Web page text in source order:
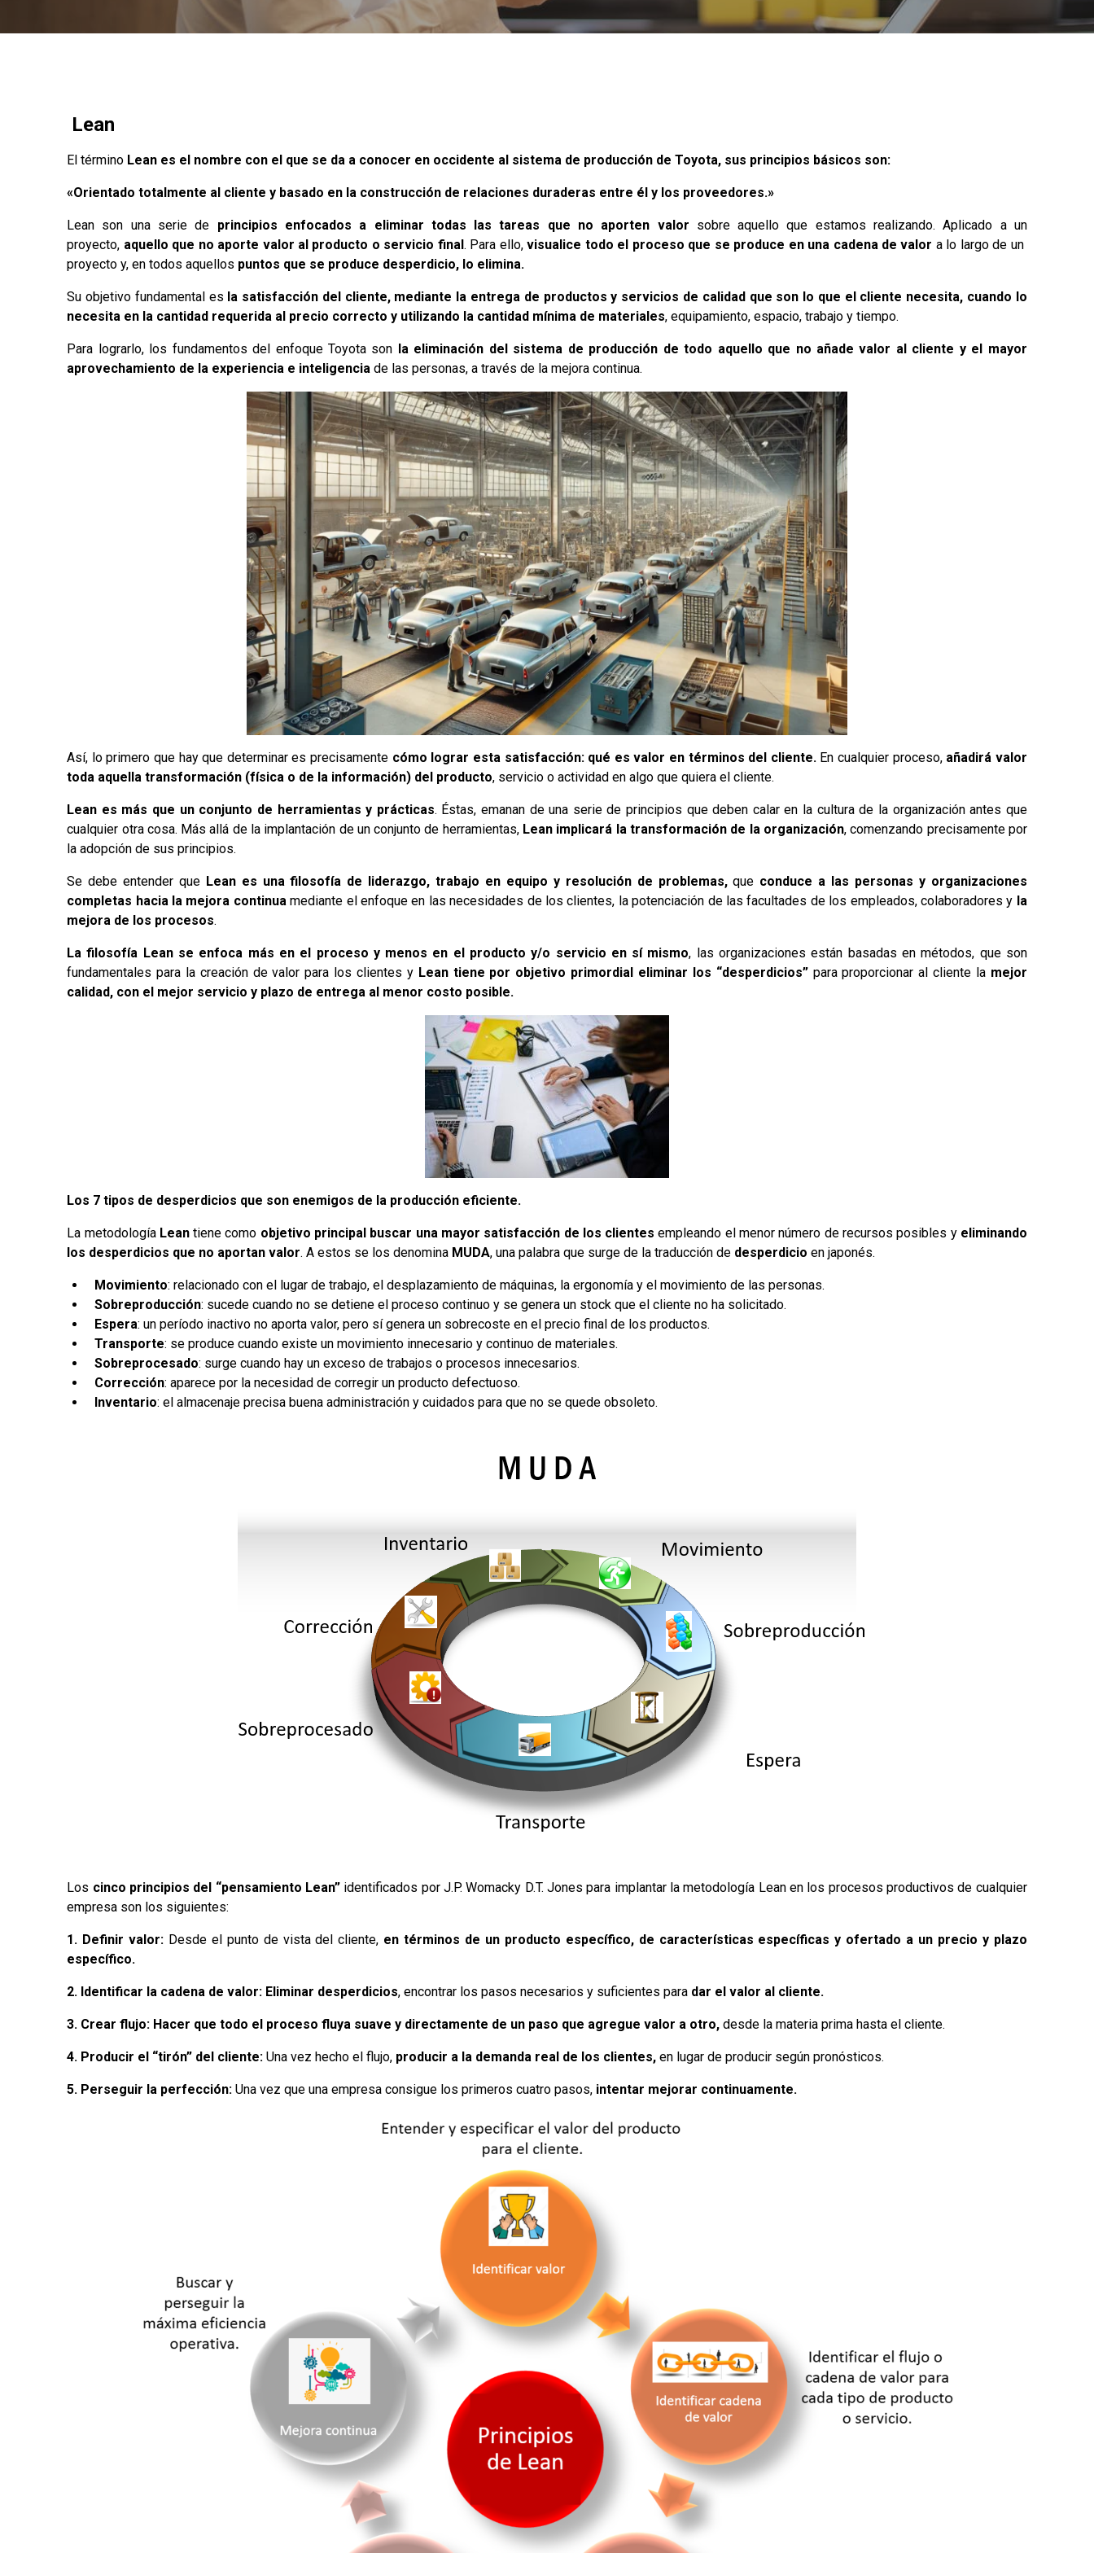
Lean
El término Lean es el nombre con el que se da a conocer en occidente al sistema de producción de Toyota, sus principios básicos son:
«Orientado totalmente al cliente y basado en la construcción de relaciones duraderas entre él y los proveedores.»
Lean son una serie de principios enfocados a eliminar todas las tareas que no aporten valor sobre aquello que estamos realizando. Aplicado a un
proyecto, aquello que no aporte valor al producto o servicio final. Para ello,visualice todo el proceso que se produce en una cadena de valor a lo largo de un
proyecto y, en todos aquellos puntos que se produce desperdicio, lo elimina.
Su objetivo fundamental es la satisfacción del cliente, mediante la entrega de productos y servicios de calidad que son lo que el cliente necesita, cuando lo
necesita en la cantidad requerida al precio correcto y utilizando la cantidad mínima de materiales, equipamiento, espacio, trabajo y tiempo.
Para lograrlo, los fundamentos del enfoque Toyota son la eliminación del sistema de producción de todo aquello que no añade valor al cliente y el mayor
aprovechamiento de la experiencia e inteligencia de las personas, a través de la mejora continua.
Así, lo primero que hay que determinar es precisamente cómo lograr esta satisfacción: qué es valor en términos del cliente. En cualquier proceso, añadirá valor
toda aquella transformación (física o de la información) del producto, servicio o actividad en algo que quiera el cliente.
Lean es más que un conjunto de herramientas y prácticas. Éstas, emanan de una serie de principios que deben calar en la cultura de la organización antes que
cualquier otra cosa. Más allá de la implantación de un conjunto de herramientas,Lean implicará la transformación de la organización, comenzando precisamente por
la adopción de sus principios.
Se debe entender que Lean es una filosofía de liderazgo, trabajo en equipo y resolución de problemas,que conduce a las personas y organizaciones
completas hacia la mejora continua mediante el enfoque en las necesidades de los clientes, la potenciación de las facultades de los empleados, colaboradores y la
mejora de los procesos.
La filosofía Lean se enfoca más en el proceso y menos en el producto y/o servicio en sí mismo, las organizaciones están basadas en métodos, que son
fundamentales para la creación de valor para los clientes y Lean tiene por objetivo primordial eliminar los “desperdicios”para proporcionar al cliente la mejor
calidad, con el mejor servicio y plazo de entrega al menor costo posible.
Los 7 tipos de desperdicios que son enemigos de la producción eficiente.
La metodología Leantiene como objetivo principal buscar una mayor satisfacción de los clientes empleando el menor número de recursos posibles yeliminando
los desperdicios que no aportan valor. A estos se los denomina MUDA, una palabra que surge de la traducción de desperdicio en japonés.
Movimiento: relacionado con el lugar de trabajo, el desplazamiento de máquinas, la ergonomía y el movimiento de las personas.
Sobreproducción: sucede cuando no se detiene el proceso continuo y se genera un stock que el cliente no ha solicitado.
Espera: un período inactivo no aporta valor, pero sí genera un sobrecoste en el precio final de los productos.
Transporte: se produce cuando existe un movimiento innecesario y continuo de materiales.
Sobreprocesado: surge cuando hay un exceso de trabajos o procesos innecesarios.
Corrección: aparece por la necesidad de corregir un producto defectuoso.
Inventario: el almacenaje precisa buena administración y cuidados para que no se quede obsoleto.
Los cinco principios del “pensamiento Lean”identificados por J.P. Womacky D.T. Jones para implantar la metodología Lean en los procesos productivos de cualquier
empresa son los siguientes:
1. Definir valor: Desde el punto de vista del cliente, en términos de un producto específico, de características específicas y ofertado a un precio y plazo
específico.
2. Identificar la cadena de valor: Eliminar desperdicios, encontrar los pasos necesarios y suficientes para dar el valor al cliente.
3. Crear flujo: Hacer que todo el proceso fluya suave y directamente de un paso que agregue valor a otro, desde la materia prima hasta el cliente.
4. Producir el “tirón” del cliente: Una vez hecho el flujo, producir a la demanda real de los clientes, en lugar de producir según pronósticos.
5. Perseguir la perfección: Una vez que una empresa consigue los primeros cuatro pasos, intentar mejorar continuamente.